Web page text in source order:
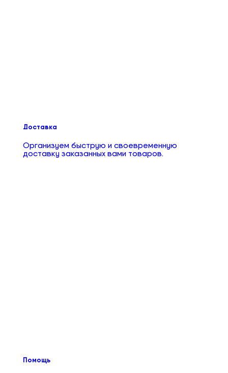
Доставка
Организуем быструю и своевременную
доставку заказанных вами товаров.
Помощь